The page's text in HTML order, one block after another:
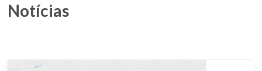
Notícias